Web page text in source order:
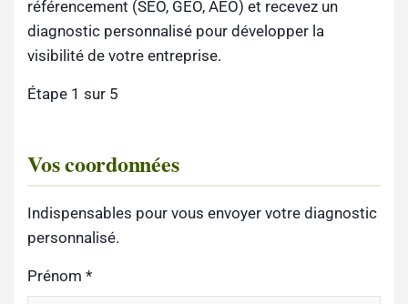
référencement (SEO, GEO, AEO) et recevez un
diagnostic personnalisé pour développer la
visibilité de votre entreprise.
Étape 1 sur 5
Vos coordonnées
Indispensables pour vous envoyer votre diagnostic
personnalisé.
Prénom *